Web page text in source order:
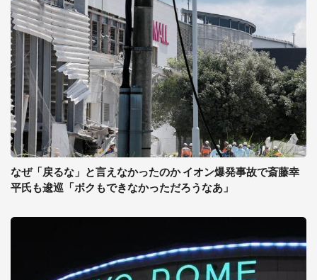
なぜ「戻るな」と言えなかったのか イオン爆発事故で斎藤幸
平氏も逡巡「ボクもできなかっただろうなあ」